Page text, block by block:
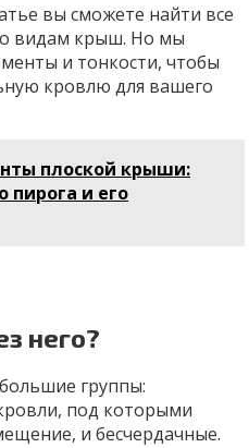
вы сможете найти все
видам крыш. Но мы
и тонкости, чтобы
кровлю для вашего
плоской крыши:
пирога и его
него?
группы:
под которыми
и бесчердачные.